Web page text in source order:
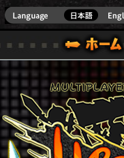
ONE VER.]
ル｜HAPPY WARS(ハッピーウ
サポ